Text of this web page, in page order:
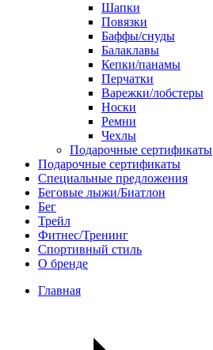
Шапки
Повязки
Баффы/снуды
Балаклавы
Кепки/панамы
Перчатки
Варежки/лобстеры
Носки
Ремни
Чехлы
Подарочные сертификаты
Подарочные сертификаты
Специальные предложения
Беговые лыжи/Биатлон
Бег
Трейл
Фитнес/Тренинг
Спортивный стиль
О бренде
Главная